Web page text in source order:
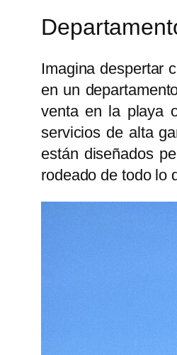
Imagina despertar
en un
venta en la playa
servicios de alta
están diseñados
rodeado de todo lo